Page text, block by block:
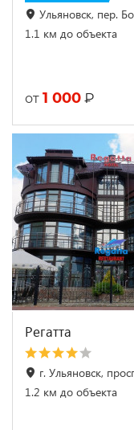
Ульяновск, пер.
1.1 км до объекта
от 1 000 ₽
Регатта
г. Ульяновск,
1.2 км до объекта